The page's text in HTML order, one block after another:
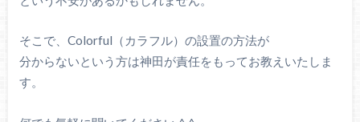
そこで、Colorful（カラフル）の設置の方法が
分からないという方は神田が責任をもってお教えいたしま
す。